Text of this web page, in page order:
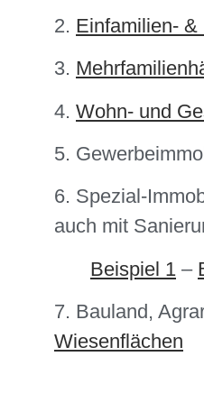
2. Einfamilien-
3.
4. Wohn- und
5.
6. Spezial-
auch mit
Beispiel 1 –
7. Bauland,
Wiesenflächen